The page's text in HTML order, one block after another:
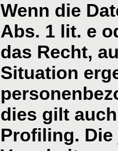
Wenn die
Abs. 1 lit. e
das Recht,
Situation
dies gilt
Profiling.